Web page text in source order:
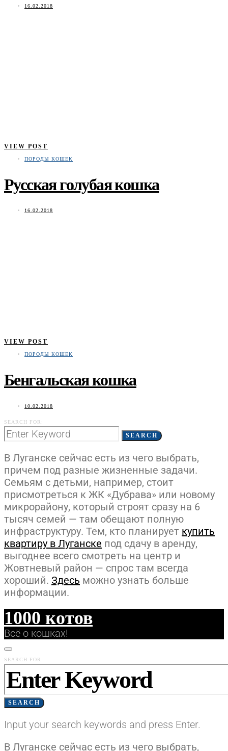
16.02.2018
VIEW POST
ПОРОДЫ КОШЕК
Русская голубая кошка
16.02.2018
VIEW POST
ПОРОДЫ КОШЕК
Бенгальская кошка
10.02.2018
SEARCH FOR:
SEARCH
В Луганске сейчас есть из чего выбрать,
причем под разные жизненные задачи.
Семьям с детьми, например, стоит
присмотреться к ЖК «Дубрава» или новому
микрорайону, который строят сразу на 6
тысяч семей — там обещают полную
инфраструктуру. Тем, кто планирует купить
квартиру в Луганске под сдачу в аренду,
выгоднее всего смотреть на центр и
Жовтневый район — спрос там всегда
хороший. Здесь можно узнать больше
информации.
1000 котов
Всё о кошках!
SEARCH FOR:
SEARCH
Input your search keywords and press Enter.
В Луганске сейчас есть из чего выбрать,